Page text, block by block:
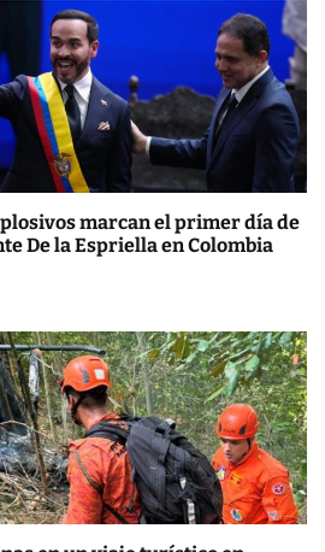
marcan el primer día de
De la Espriella en Colombia